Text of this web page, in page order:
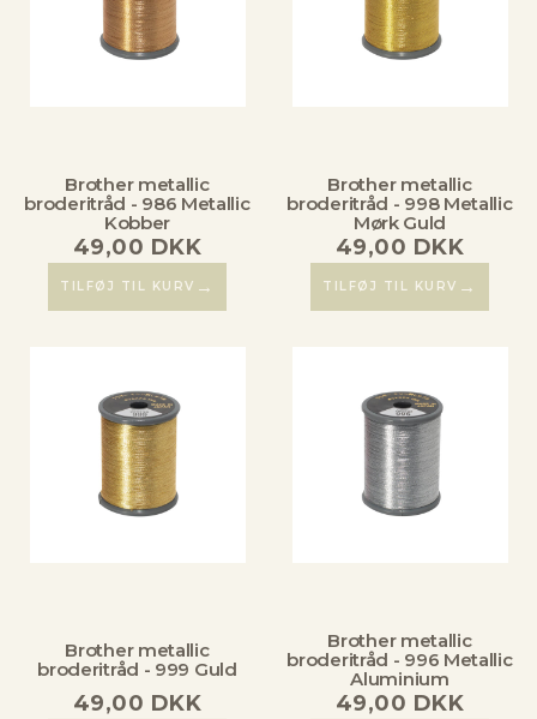
Brother metallic
broderitråd - 986 Metallic
Kobber
49,00 DKK
TILFØJ TIL KURV →
Brother metallic
broderitråd - 998 Metallic
Mørk Guld
49,00 DKK
TILFØJ TIL KURV →
Brother metallic
broderitråd - 999 Guld
49,00 DKK
Brother metallic
broderitråd - 996 Metallic
Aluminium
49,00 DKK